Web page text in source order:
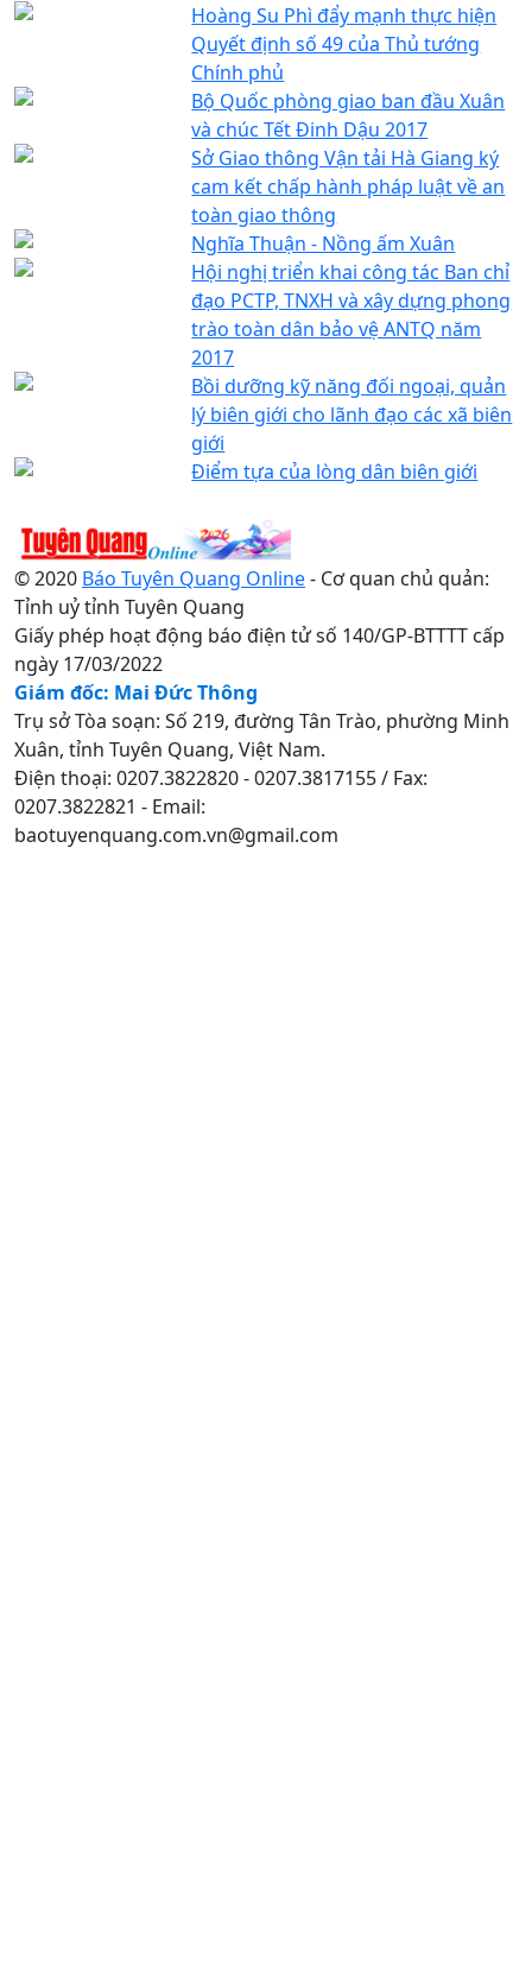
Hoàng Su Phì đẩy mạnh thực hiện
Quyết định số 49 của Thủ tướng
Chính phủ
Bộ Quốc phòng giao ban đầu Xuân
và chúc Tết Đinh Dậu 2017
Sở Giao thông Vận tải Hà Giang ký
cam kết chấp hành pháp luật về an
toàn giao thông
Nghĩa Thuận - Nồng ấm Xuân
Hội nghị triển khai công tác Ban chỉ
đạo PCTP, TNXH và xây dựng phong
trào toàn dân bảo vệ ANTQ năm
2017
Bồi dưỡng kỹ năng đối ngoại, quản
lý biên giới cho lãnh đạo các xã biên
giới
Điểm tựa của lòng dân biên giới
© 2020 Báo Tuyên Quang Online- Cơ quan chủ quản:
Tỉnh uỷ tỉnh Tuyên Quang
Giấy phép hoạt động báo điện tử số 140/GP-BTTTT cấp
ngày 17/03/2022
Giám đốc: Mai Đức Thông
Trụ sở Tòa soạn: Số 219, đường Tân Trào, phường Minh
Xuân, tỉnh Tuyên Quang, Việt Nam.
Điện thoại: 0207.3822820 - 0207.3817155 / Fax:
0207.3822821 - Email:
baotuyenquang.com.vn@gmail.com